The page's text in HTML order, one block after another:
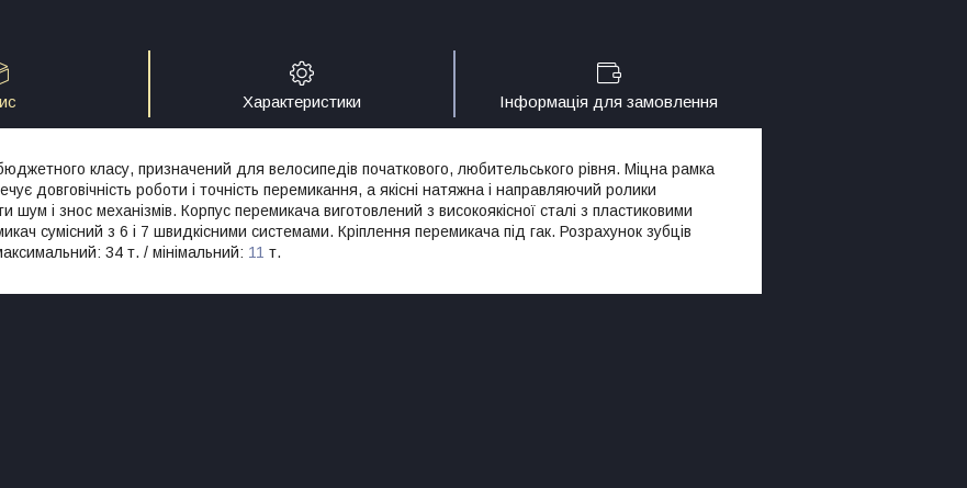
Характеристики Інформація для замовлення
класу, призначений для велосипедів початкового, любительського рівня. Міцна рамка
довговічність роботи і точність перемикання, а якісні натяжна і направляючий ролики
шум і знос механізмів. Корпус перемикача виготовлений з високоякісної сталі з пластиковими
сумісний з 6 і 7 швидкісними системами. Кріплення перемикача під гак. Розрахунок зубців
34 т. / мінімальний: 11 т.